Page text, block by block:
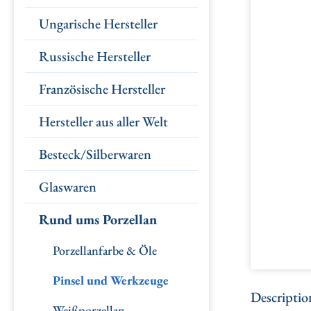
Ungarische Hersteller
Russische Hersteller
Französische Hersteller
Hersteller aus aller Welt
Besteck/Silberwaren
Glaswaren
Rund ums Porzellan
Porzellanfarbe & Öle
Pinsel und Werkzeuge